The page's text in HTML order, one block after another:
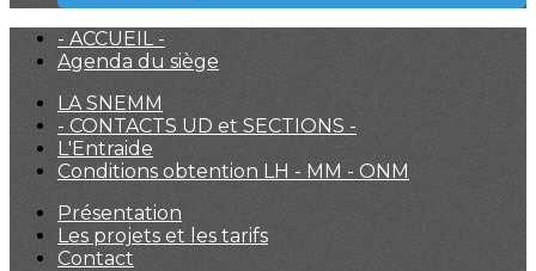
- ACCUEIL -
Agenda du siège
LA SNEMM
- CONTACTS UD et SECTIONS -
L'Entraide
Conditions obtention LH - MM - ONM
Présentation
Les projets et les tarifs
Contact